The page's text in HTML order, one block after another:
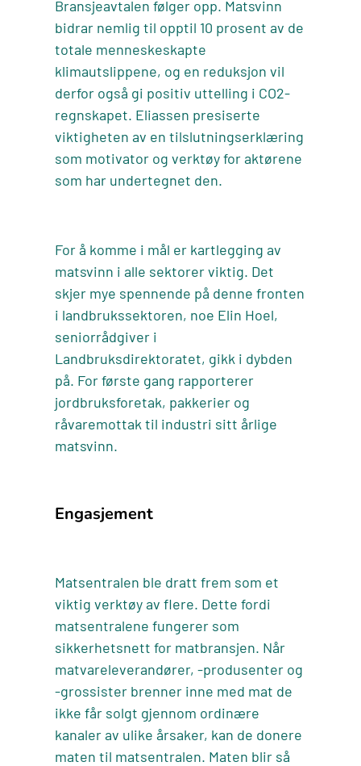
Bransjeavtalen følger opp. Matsvinn
bidrar nemlig til opptil 10 prosent av de
totale menneskeskapte
klimautslippene, og en reduksjon vil
derfor også gi positiv uttelling i CO2-
regnskapet. Eliassen presiserte
viktigheten av en tilslutningserklæring
som motivator og verktøy for aktørene
som har undertegnet den.
For å komme i mål er kartlegging av
matsvinn i alle sektorer viktig. Det
skjer mye spennende på denne fronten
i landbrukssektoren, noe Elin Hoel,
seniorrådgiver i
Landbruksdirektoratet, gikk i dybden
på. For første gang rapporterer
jordbruksforetak, pakkerier og
råvaremottak til industri sitt årlige
matsvinn.
Engasjement
Matsentralen ble dratt frem som et
viktig verktøy av flere. Dette fordi
matsentralene fungerer som
sikkerhetsnett for matbransjen. Når
matvareleverandører, -produsenter og
-grossister brenner inne med mat de
ikke får solgt gjennom ordinære
kanaler av ulike årsaker, kan de donere
maten til matsentralen. Maten blir så